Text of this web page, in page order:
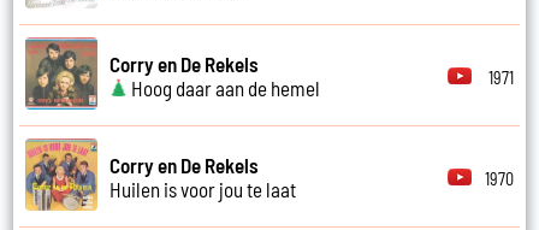
Corry en De Rekels
Hoog daar aan de hemel
1971
Corry en De Rekels
Huilen is voor jou te laat
1970